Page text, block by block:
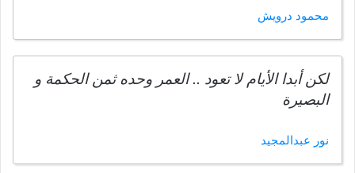
محمود درويش
لكن أبدا الأيام لا تعود .. العمر وحده ثمن الحكمة و
البصيرة
نور عبدالمجيد